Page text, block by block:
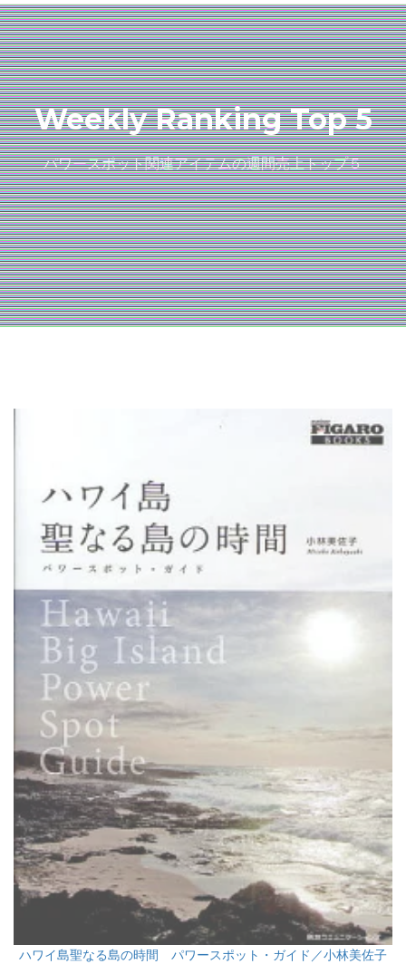
Weekly Ranking Top 5
パワースポット関連アイテムの週間売上トップ５
ハワイ島聖なる島の時間 パワースポット・ガイド／小林美佐子